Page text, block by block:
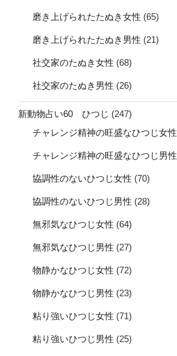
磨き上げられたたぬき女性 (65)
磨き上げられたたぬき男性 (21)
社交家のたぬき女性 (68)
社交家のたぬき男性 (26)
新動物占い60 ひつじ (247)
チャレンジ精神の旺盛なひつじ女性
チャレンジ精神の旺盛なひつじ男性
協調性のないひつじ女性 (70)
協調性のないひつじ男性 (28)
無邪気なひつじ女性 (64)
無邪気なひつじ男性 (27)
物静かなひつじ女性 (72)
物静かなひつじ男性 (23)
粘り強いひつじ女性 (71)
粘り強いひつじ男性 (25)